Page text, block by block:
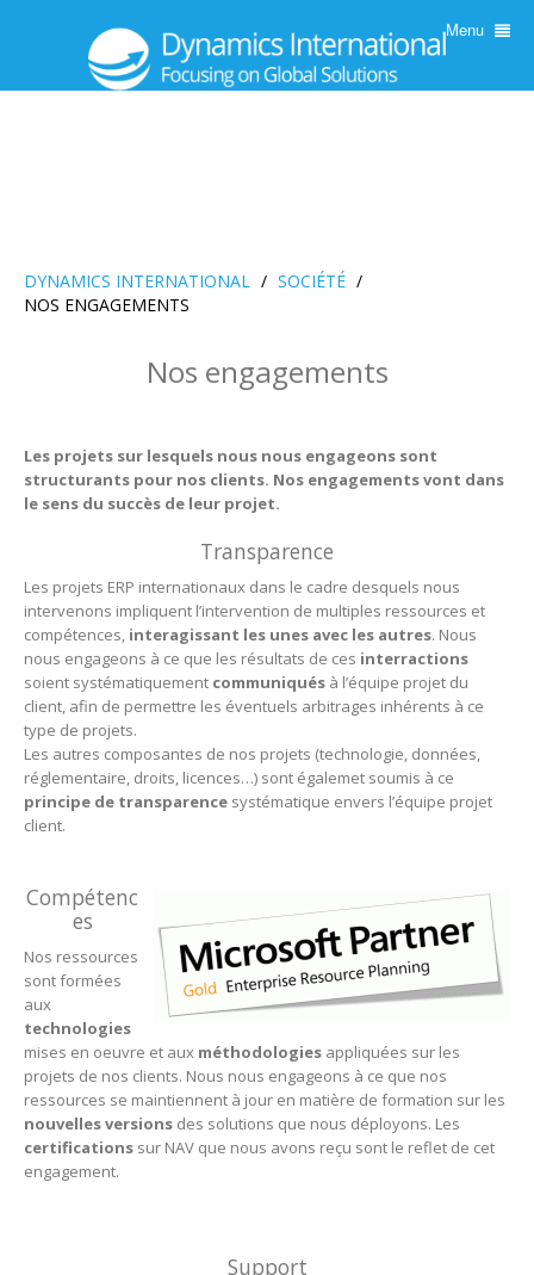
Menu
DYNAMICS INTERNATIONAL / SOCIÉTÉ /
NOS ENGAGEMENTS
Nos engagements
Les projets sur lesquels nous nous engageons sont
structurants pour nos clients. Nos engagements vont dans
le sens du succès de leur projet.
Transparence
Les projets ERP internationaux dans le cadre desquels nous
intervenons impliquent l’intervention de multiples ressources et
compétences, interagissant les unes avec les autres. Nous
nous engageons à ce que les résultats de ces interractions
soient systématiquement communiqués à l’équipe projet du
client, afin de permettre les éventuels arbitrages inhérents à ce
type de projets.
Les autres composantes de nos projets (technologie, données,
réglementaire, droits, licences…) sont égalemet soumis à ce
principe de transparence systématique envers l’équipe projet
client.
Compétenc
es
Nos ressources
sont formées
aux
technologies
mises en oeuvre et aux méthodologies appliquées sur les
projets de nos clients. Nous nous engageons à ce que nos
ressources se maintiennent à jour en matière de formation sur les
nouvelles versions des solutions que nous déployons. Les
certifications sur NAV que nous avons reçu sont le reflet de cet
engagement.
Support